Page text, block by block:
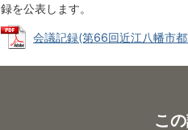
録を公表します。
会議記録(第66回近江八幡市
こ